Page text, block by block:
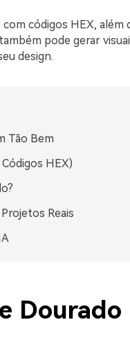
códigos HEX, além
pode gerar
design.
Tão Bem
HEX)
Reais
Dourado